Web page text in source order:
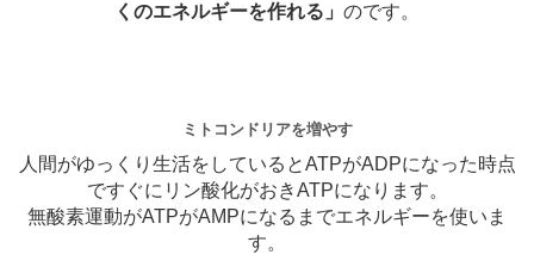
くのエネルギーを作れる」 のです。
ミトコンドリアを増やす
人間がゆっくり生活をしているとATPがADPになった時点
ですぐにリン酸化がおきATPになります。
無酸素運動がATPがAMPになるまでエネルギーを使いま
す。